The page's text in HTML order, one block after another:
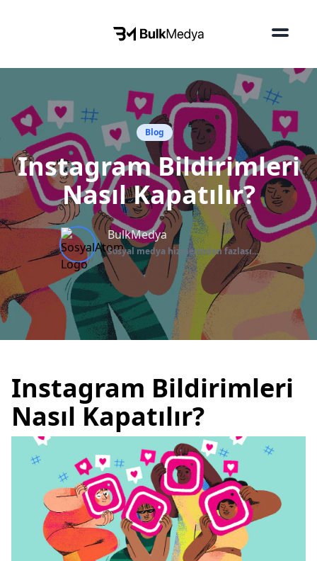
Blog
Instagram Bildirimleri
Nasıl Kapatılır?
BulkMedya
Sosyal medya hizmetinden fazlası...
Instagram Bildirimleri
Nasıl Kapatılır?